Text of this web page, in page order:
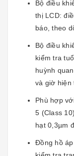
Bộ điều
thị LCD:
báo, theo
Bộ điều
kiểm tra
huỳnh
và giờ hiện
Phù hợp
5 (Class
hạt 0,3µm
Đồng hồ